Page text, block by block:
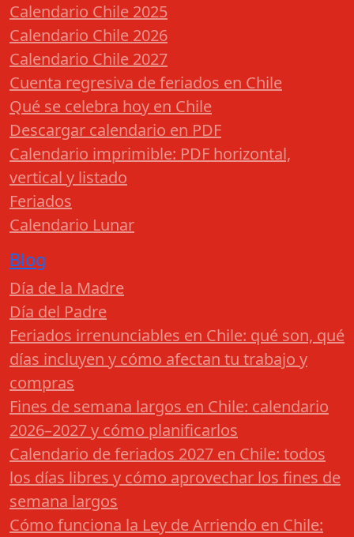
Calendario Chile 2025
Calendario Chile 2026
Calendario Chile 2027
Cuenta regresiva de feriados en Chile
Qué se celebra hoy en Chile
Descargar calendario en PDF
Calendario imprimible: PDF horizontal,
vertical y listado
Feriados
Calendario Lunar
Blog
Día de la Madre
Día del Padre
Feriados irrenunciables en Chile: qué son, qué
días incluyen y cómo afectan tu trabajo y
compras
Fines de semana largos en Chile: calendario
2026–2027 y cómo planificarlos
Calendario de feriados 2027 en Chile: todos
los días libres y cómo aprovechar los fines de
semana largos
Cómo funciona la Ley de Arriendo en Chile: